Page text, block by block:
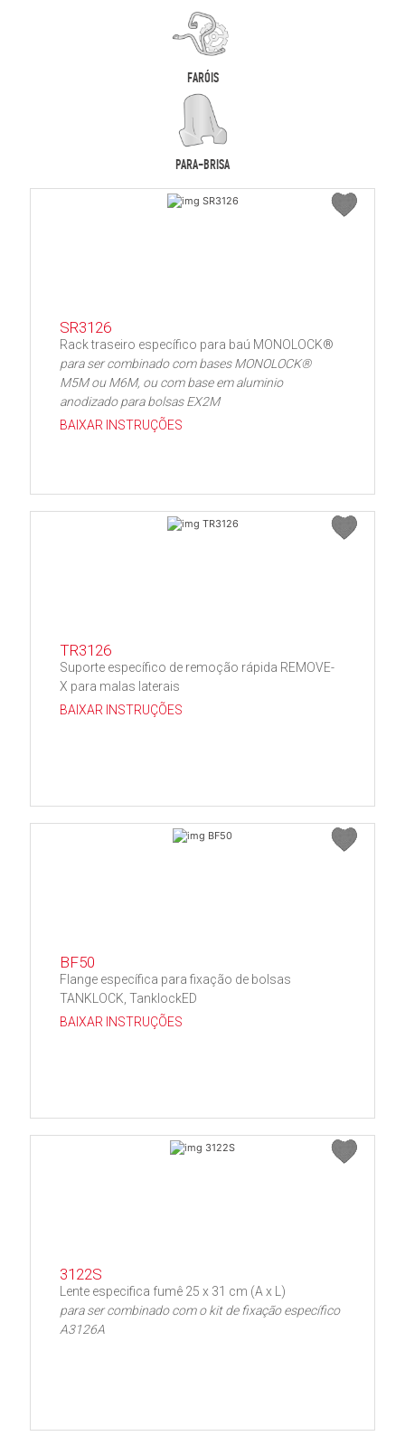
FARÓIS
PARA-BRISA
SR3126
Rack traseiro específico para baú MONOLOCK®
para ser combinado com bases MONOLOCK®
M5M ou M6M, ou com base em aluminio
anodizado para bolsas EX2M
BAIXAR INSTRUÇÕES
TR3126
Suporte específico de remoção rápida REMOVE-
X para malas laterais
BAIXAR INSTRUÇÕES
BF50
Flange específica para fixação de bolsas
TANKLOCK, TanklockED
BAIXAR INSTRUÇÕES
3122S
Lente especifica fumê 25 x 31 cm (A x L)
para ser combinado com o kit de fixação específico
A3126A